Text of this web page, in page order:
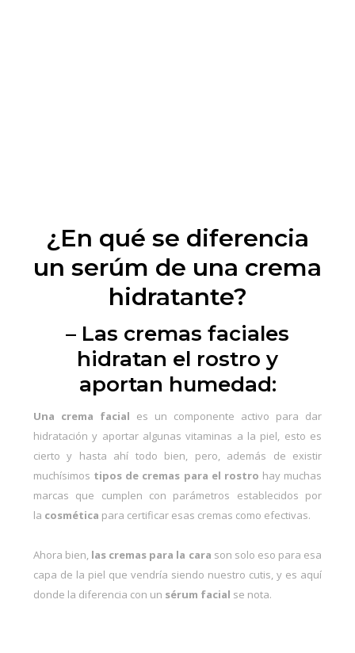
¿En qué se diferencia
un serúm de una crema
hidratante?
– Las cremas faciales
hidratan el rostro y
aportan humedad:
Una crema facial es un componente activo para dar
hidratación y aportar algunas vitaminas a la piel, esto es
cierto y hasta ahí todo bien, pero, además de existir
muchísimos tipos de cremas para el rostro hay muchas
marcas que cumplen con parámetros establecidos por
la cosmética para certificar esas cremas como efectivas.
Ahora bien, las cremas para la cara son solo eso para esa
capa de la piel que vendría siendo nuestro cutis, y es aquí
donde la diferencia con un sérum facial se nota.